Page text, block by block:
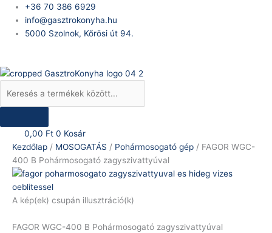
content
+36 70 386 6929
info@gasztrokonyha.hu
5000 Szolnok, Kőrösi út 94.
Products
search
0,00 Ft 0 Kosár
Kezdőlap / MOSOGATÁS / Pohármosogató gép / FAGOR WGC-
400 B Pohármosogató zagyszivattyúval
A kép(ek) csupán illusztráció(k)
FAGOR WGC-400 B Pohármosogató zagyszivattyúval
Original
price
was:
price
is:
FAGOR
WGC-
400
zagyszivattyúval